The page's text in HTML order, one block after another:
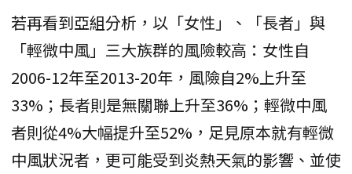
若再看到亞組分析，以「女性」、「長者」與
「輕微中風」三大族群的風險較高：女性自
2006-12年至2013-20年，風險自2%上升至
33%；長者則是無關聯上升至36%；輕微中風
者則從4%大幅提升至52%，足見原本就有輕微
中風狀況者，更可能受到炎熱天氣的影響、並使